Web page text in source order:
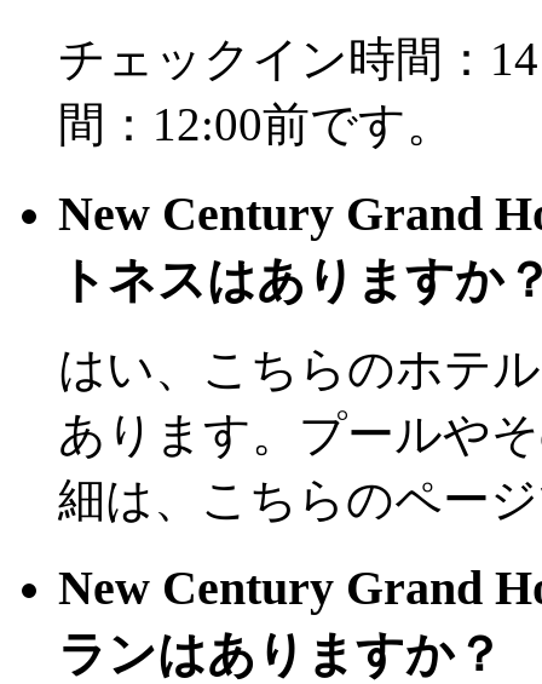
チェックイン時間：
間：12:00前です。
New Century Grand
トネスはありますか
はい、こちらのホテ
あります。プールや
細は、こちらのペー
New Century Grand
ランはありますか？